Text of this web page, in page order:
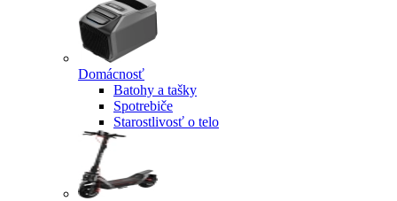
Domácnosť
Batohy a tašky
Spotrebiče
Starostlivosť o telo